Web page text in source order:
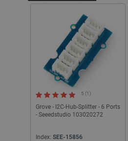
5 (1)
Grove - I2C-Hub-Splitter - 6 Ports
- Seeedstudio 103020272
Index: SEE-15856